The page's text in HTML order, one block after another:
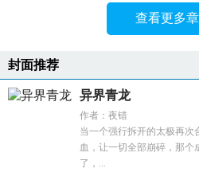
查看更多
封面推荐
异界青龙
作者：夜错
当一个强行拆开的太极再次
血，让一切全部崩碎，那个
了，...